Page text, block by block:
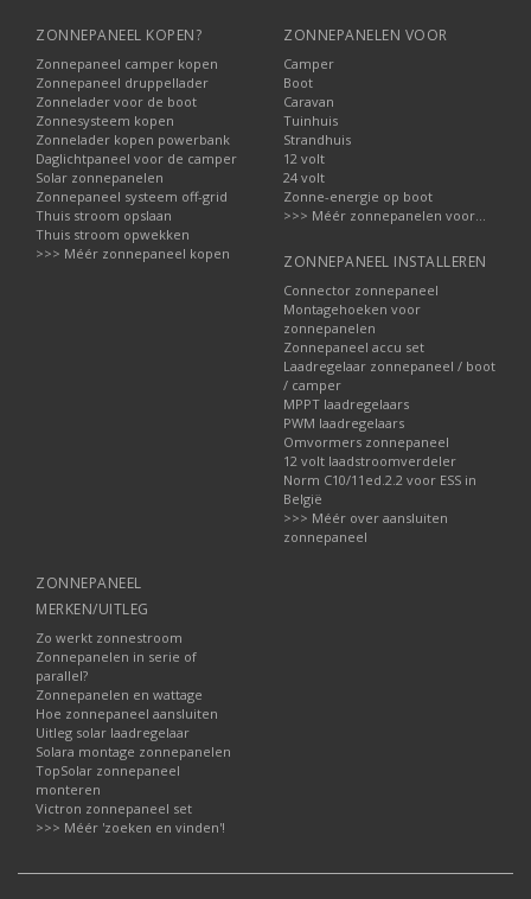
ZONNEPANEEL KOPEN?
Zonnepaneel camper kopen
Zonnepaneel druppellader
Zonnelader voor de boot
Zonnesysteem kopen
Zonnelader kopen powerbank
Daglichtpaneel voor de camper
Solar zonnepanelen
Zonnepaneel systeem off-grid
Thuis stroom opslaan
Thuis stroom opwekken
>>> Méér zonnepaneel kopen
ZONNEPANELEN VOOR
Camper
Boot
Caravan
Tuinhuis
Strandhuis
12 volt
24 volt
Zonne-energie op boot
>>> Méér zonnepanelen voor...
ZONNEPANEEL INSTALLEREN
Connector zonnepaneel
Montagehoeken voor
zonnepanelen
Zonnepaneel accu set
Laadregelaar zonnepaneel / boot
/ camper
MPPT laadregelaars
PWM laadregelaars
Omvormers zonnepaneel
12 volt laadstroomverdeler
Norm C10/11ed.2.2 voor ESS in
België
>>> Méér over aansluiten
zonnepaneel
ZONNEPANEEL
MERKEN/UITLEG
Zo werkt zonnestroom
Zonnepanelen in serie of
parallel?
Zonnepanelen en wattage
Hoe zonnepaneel aansluiten
Uitleg solar laadregelaar
Solara montage zonnepanelen
TopSolar zonnepaneel
monteren
Victron zonnepaneel set
>>> Méér 'zoeken en vinden'!